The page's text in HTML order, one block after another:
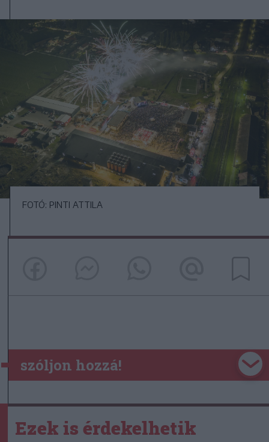
FOTÓ: PINTI ATTILA
szóljon hozzá!
Ezek is érdekelhetik